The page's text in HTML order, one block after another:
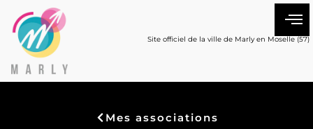
Site officiel de la ville de Marly en Moselle (57)
Mes associations